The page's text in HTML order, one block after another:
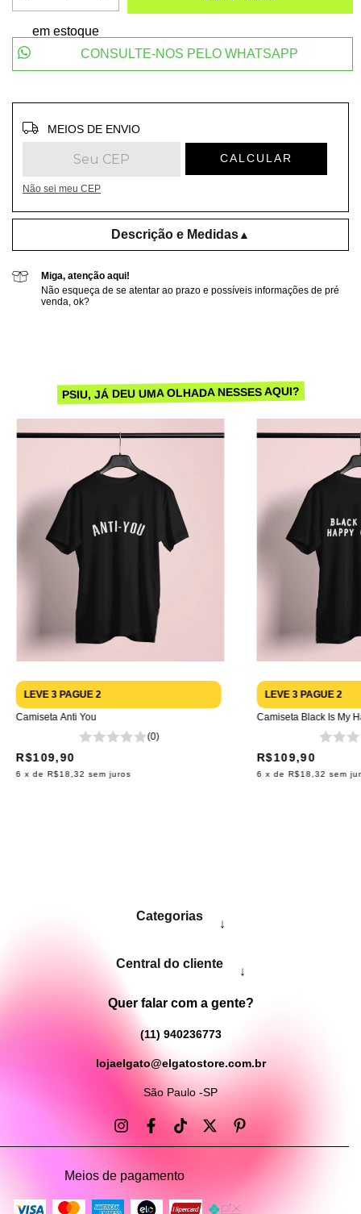
em estoque
CONSULTE-NOS PELO WHATSAPP
Entregas para o CEP: ALTERAR CEP
MEIOS DE ENVIO
CALCULAR
Não sei meu CEP
Descrição e Medidas▲
Miga, atenção aqui!
Não esqueça de se atentar ao prazo e possíveis informações de pré
venda, ok?
PSIU, JÁ DEU UMA OLHADA NESSES AQUI?
LEVE 3 PAGUE 2
Camiseta Anti You
(0)
R$109,90
6 x de R$18,32 sem juros
LEVE 3 PAGUE 2
Camiseta Black Is My
R$109,90
6 x de R$18,32 sem
Categorias
↓
Central do cliente
↓
Quer falar com a gente?
(11) 940236773
lojaelgato@elgatostore.com.br
São Paulo -SP
Meios de pagamento